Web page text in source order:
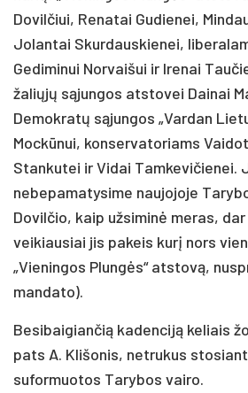
Dovilčiui, Renatai Gudienei,
Jolantai Skurdauskienei,
Gediminui Norvaišui ir Irenai
žaliųjų sąjungos atstovei Dainai
Demokratų sąjungos „Vardan
Mockūnui, konservatoriams
Stankutei ir Vidai Tamkevičienei.
nebepamatysime naujojoje
Dovilčio, kaip užsiminė meras,
veikiausiai jis pakeis kurį nors
„Vieningos Plungės“ atstovą,
mandato).
Besibaigiančią kadenciją keliais
pats A. Klišonis, netrukus
suformuotos Tarybos vairo.